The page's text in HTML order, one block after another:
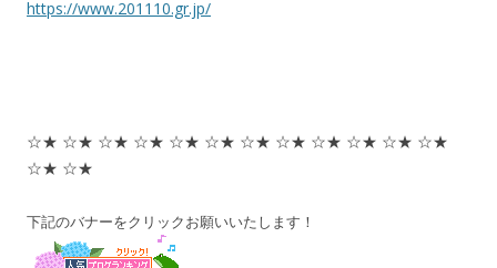
https://www.201110.gr.jp/
☆★ ☆★ ☆★ ☆★ ☆★ ☆★ ☆★ ☆★ ☆★ ☆★ ☆★ ☆★
☆★ ☆★
下記のバナーをクリックお願いいたします！